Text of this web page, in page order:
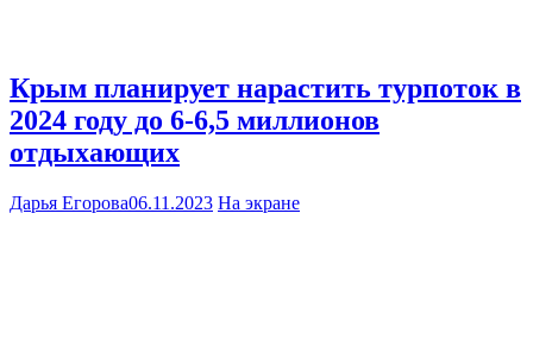
Крым планирует нарастить турпоток в
2024 году до 6-6,5 миллионов
отдыхающих
Дарья Егорова06.11.2023 На экране